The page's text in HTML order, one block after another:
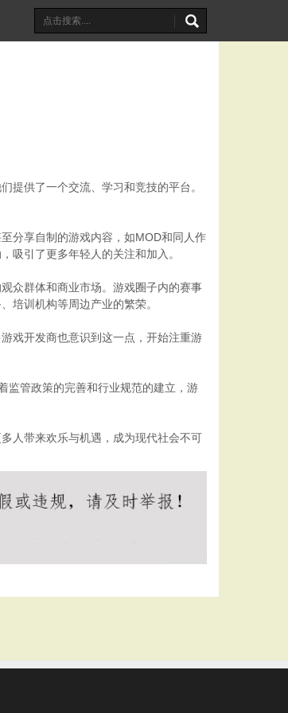
提供了一个交流、学习和竞技的平台。
分享自制的游戏内容，如MOD和同人作
吸引了更多年轻人的关注和加入。
众群体和商业市场。游戏圈子内的赛事
培训机构等周边产业的繁荣。
戏开发商也意识到这一点，开始注重游
监管政策的完善和行业规范的建立，游
人带来欢乐与机遇，成为现代社会不可